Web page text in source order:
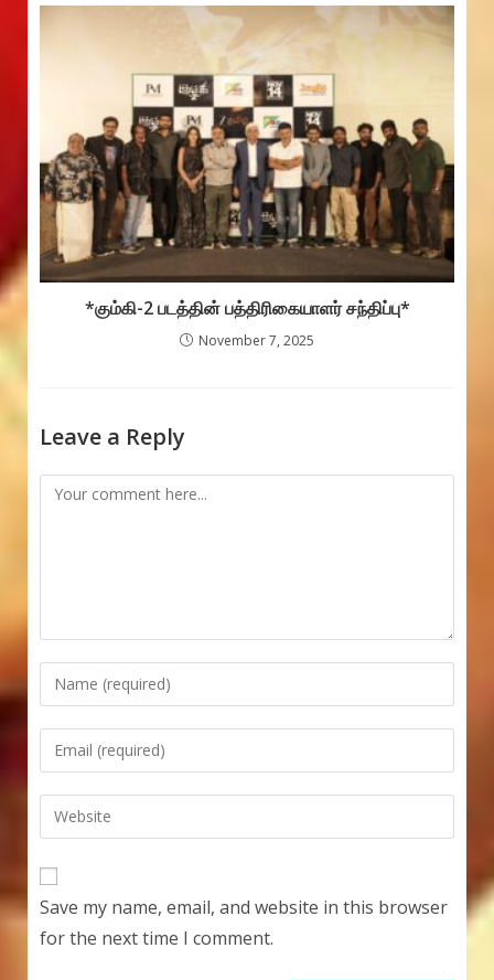
*கும்கி-2 படத்தின் பத்திரிகையாளர் சந்திப்பு*
November 7, 2025
Leave a Reply
Comment
Enter
your
name
comment
Enter
your
email
address
comment
Enter
your
website
URL
(optional)
Save my name, email, and website in this browser
for the next time I comment.